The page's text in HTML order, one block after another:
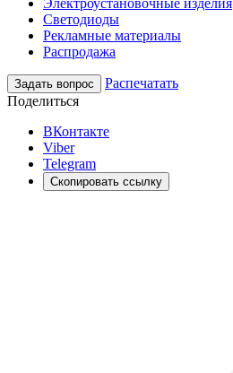
Электроустановочные изделия
Светодиоды
Рекламные материалы
Распродажа
Задать вопрос
Распечатать
Поделиться
ВКонтакте
Viber
Telegram
Скопировать ссылку